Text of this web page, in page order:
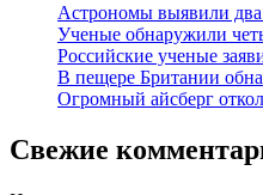
Астрономы выявили два
Ученые обнаружили
Российские ученые
В пещере Британии
Огромный айсберг
Свежие